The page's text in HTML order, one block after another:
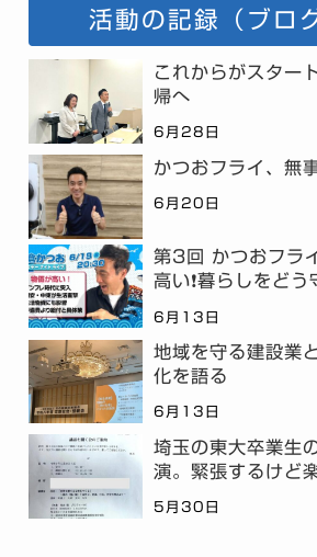
活動の記録（ブロ
これからがスター
帰へ
6月28日
かつおフライ、無
6月20日
第3回 かつおフラ
高い❗暮らしをどう
6月13日
地域を守る建設業
化を語る
6月13日
埼玉の東大卒業生
演。緊張するけど
5月30日